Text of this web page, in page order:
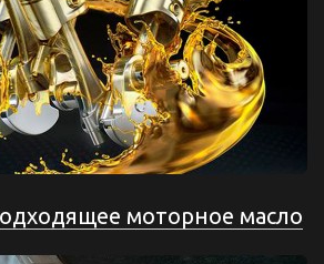
моторное масло